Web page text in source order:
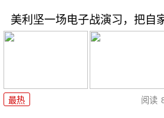
美利坚一场电子战演习，把自
最热 阅读